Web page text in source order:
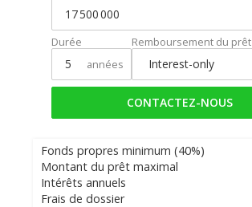
Durée
années
Remboursement du prêt
CONTACTEZ-NOUS
Fonds propres minimum (40%)
Montant du prêt maximal
Intérêts annuels
Frais de dossier